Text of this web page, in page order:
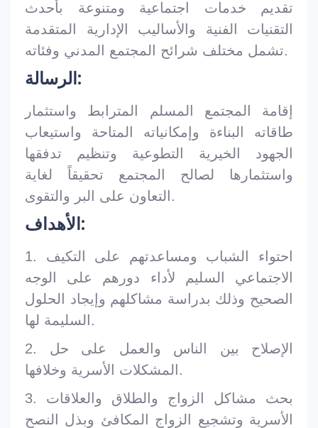
تقديم خدمات اجتماعية ومتنوعة بأحدث
التقنيات الفنية والأساليب الإدارية المتقدمة
تشمل مختلف شرائح المجتمع المدني وفئاته.
الرسالة:
إقامة المجتمع المسلم المترابط واستثمار
طاقاته البناءة وإمكانياته المتاحة واستيعاب
الجهود الخيرية التطوعية وتنظيم تدفقها
واستثمارها لصالح المجتمع تحقيقاً لغاية
التعاون على البر والتقوى.
الأهداف:
1. احتواء الشباب ومساعدتهم على التكيف
الاجتماعي السليم لأداء دورهم على الوجه
الصحيح وذلك بدراسة مشاكلهم وإيجاد الحلول
السليمة لها.
2. الإصلاح بين الناس والعمل على حل
المشكلات الأسرية وخلافها.
3. بحث مشاكل الزواج والطلاق والعلاقات
الأسرية وتشجيع الزواج المكافئ وبذل النصح